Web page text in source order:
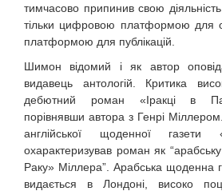
тимчасово припинив свою
тільки цифровою платформою для
платформою для публікацій.
Шимон відомий і як автор
видавець антологій. Критика
дебютний роман «Іракці в
порівнявши автора з Генрі
англійської щоденної газети
охарактеризував роман як
Раку» Міллера”. Арабська щоденна
видається в Лондоні, високо